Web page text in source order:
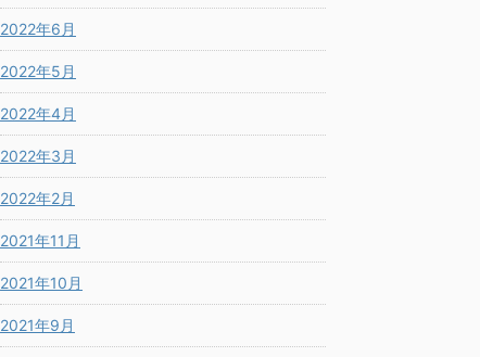
2022年6月
2022年5月
2022年4月
2022年3月
2022年2月
2021年11月
2021年10月
2021年9月